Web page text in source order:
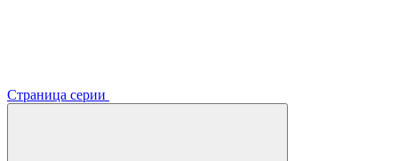
Страница серии